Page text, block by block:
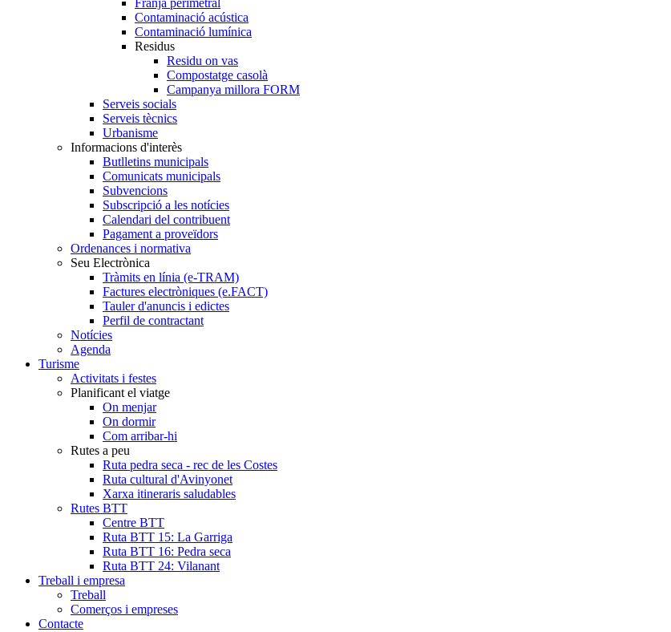
Franja perimetral
Contaminació acústica
Contaminació lumínica
Residus
Residu on vas
Compostatge casolà
Campanya millora FORM
Serveis socials
Serveis tècnics
Urbanisme
Informacions d'interès
Butlletins municipals
Comunicats municipals
Subvencions
Subscripció a les notícies
Calendari del contribuent
Pagament a proveïdors
Ordenances i normativa
Seu Electrònica
Tràmits en línia (e-TRAM)
Factures electròniques (e.FACT)
Tauler d'anuncis i edictes
Perfil de contractant
Notícies
Agenda
Turisme
Activitats i festes
Planificant el viatge
On menjar
On dormir
Com arribar-hi
Rutes a peu
Ruta pedra seca - rec de les Costes
Ruta cultural d'Avinyonet
Xarxa itineraris saludables
Rutes BTT
Centre BTT
Ruta BTT 15: La Garriga
Ruta BTT 16: Pedra seca
Ruta BTT 24: Vilanant
Treball i empresa
Treball
Comerços i empreses
Contacte